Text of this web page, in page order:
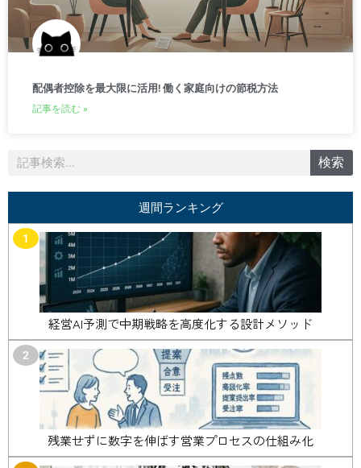
配偶者控除を最大限に活用! 働く家庭向けの節税方法
記事を読む »
検
検索
週間ランキング
1
経営AI予測で中期戦略を高度化する設計メソッド
2
残業せずに数字を伸ばす営業プロセスの仕組み化